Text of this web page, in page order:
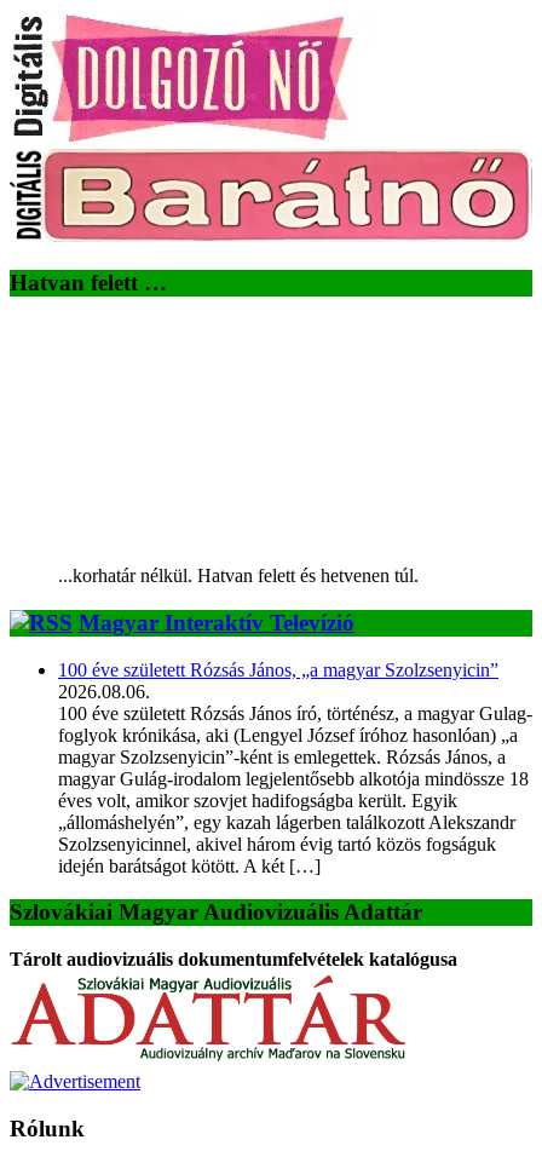
Hatvan felett …
...korhatár nélkül. Hatvan felett és hetvenen túl.
Magyar Interaktív Televízió
100 éve született Rózsás János, „a magyar Szolzsenyicin”
2026.08.06.
100 éve született Rózsás János író, történész, a magyar Gulag-
foglyok krónikása, aki (Lengyel József íróhoz hasonlóan) „a
magyar Szolzsenyicin”-ként is emlegettek. Rózsás János, a
magyar Gulág-irodalom legjelentősebb alkotója mindössze 18
éves volt, amikor szovjet hadifogságba került. Egyik
„állomáshelyén”, egy kazah lágerben találkozott Alekszandr
Szolzsenyicinnel, akivel három évig tartó közös fogságuk
idején barátságot kötött. A két […]
Szlovákiai Magyar Audiovizuális Adattár
Tárolt audiovizuális dokumentumfelvételek katalógusa
Rólunk